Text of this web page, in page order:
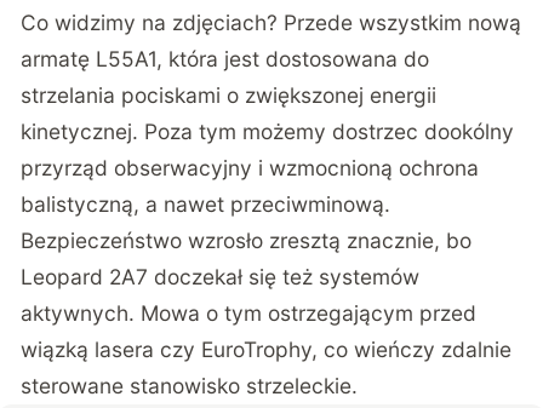
Co widzimy na zdjęciach? Przede wszystkim nową
armatę L55A1, która jest dostosowana do
strzelania pociskami o zwiększonej energii
kinetycznej. Poza tym możemy dostrzec dookólny
przyrząd obserwacyjny i wzmocnioną ochrona
balistyczną, a nawet przeciwminową.
Bezpieczeństwo wzrosło zresztą znacznie, bo
Leopard 2A7 doczekał się też systemów
aktywnych. Mowa o tym ostrzegającym przed
wiązką lasera czy EuroTrophy, co wieńczy zdalnie
sterowane stanowisko strzeleckie.